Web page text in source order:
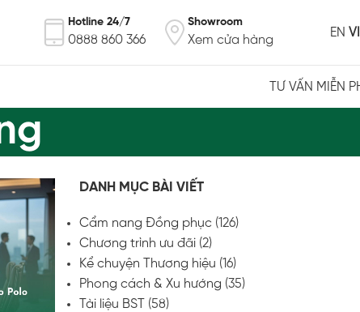
Hotline 24/7
0888 860 366
Showroom
Xem cửa hàng
EN VI
TƯ VẤN MIỄN
DANH MỤC BÀI VIẾT
Cẩm nang Đồng phục (126)
Chương trình ưu đãi(2)
Kể chuyện Thương hiệu (16)
Phong cách & Xu hướng (35)
Tài liệu BST
(58)